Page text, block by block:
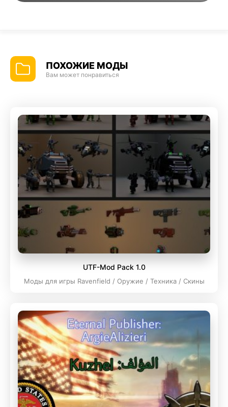
ПОХОЖИЕ МОДЫ
Вам может понравиться
UTF-Mod Pack 1.0
Моды для игры Ravenfield / Оружие / Техника / Скины